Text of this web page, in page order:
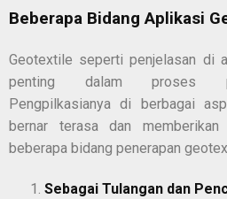
Beberapa Bidang Aplikasi
Geotextile seperti penjelasan di
penting dalam proses
Pengpilkasianya di berbagai
bernar terasa dan
beberapa bidang penerapan
Sebagai Tulangan dan